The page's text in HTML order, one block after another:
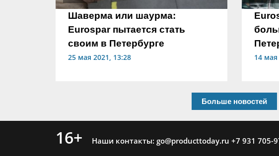
Шаверма или шаурма:
Eurospar пытается стать
своим в Петербурге
25 мая 2021, 13:28 14 мая
Больше новостей
16+ Наши контакты: go@producttoday.ru +7 931 705-